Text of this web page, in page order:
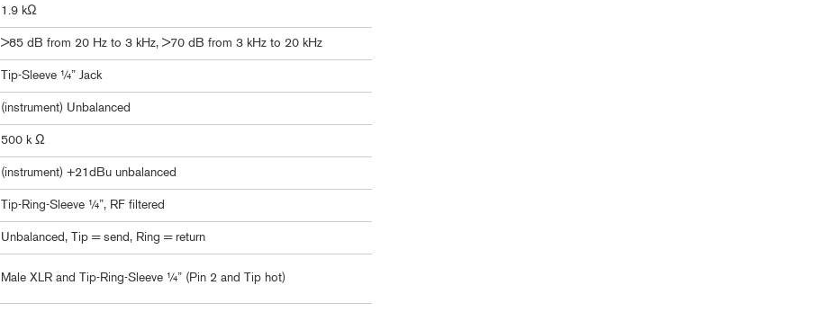
1.9 kΩ
>85 dB from 20 Hz to 3 kHz, >70 dB from 3 kHz to 20 kHz
Tip-Sleeve ¼” Jack
(instrument) Unbalanced
500 k Ω
(instrument) +21dBu unbalanced
Tip-Ring-Sleeve ¼”, RF filtered
Unbalanced, Tip = send, Ring = return
Male XLR and Tip-Ring-Sleeve ¼” (Pin 2 and Tip hot)